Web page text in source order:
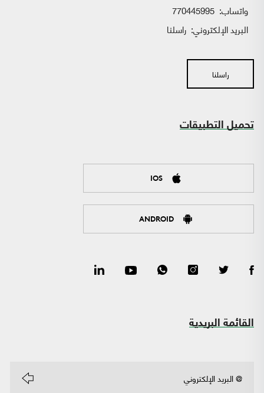
واتساب:
البريد الإلكتروني: راسلنا
راسلنا
تحميل التطبيقات
IOS
ANDROID
القائمة البريدية